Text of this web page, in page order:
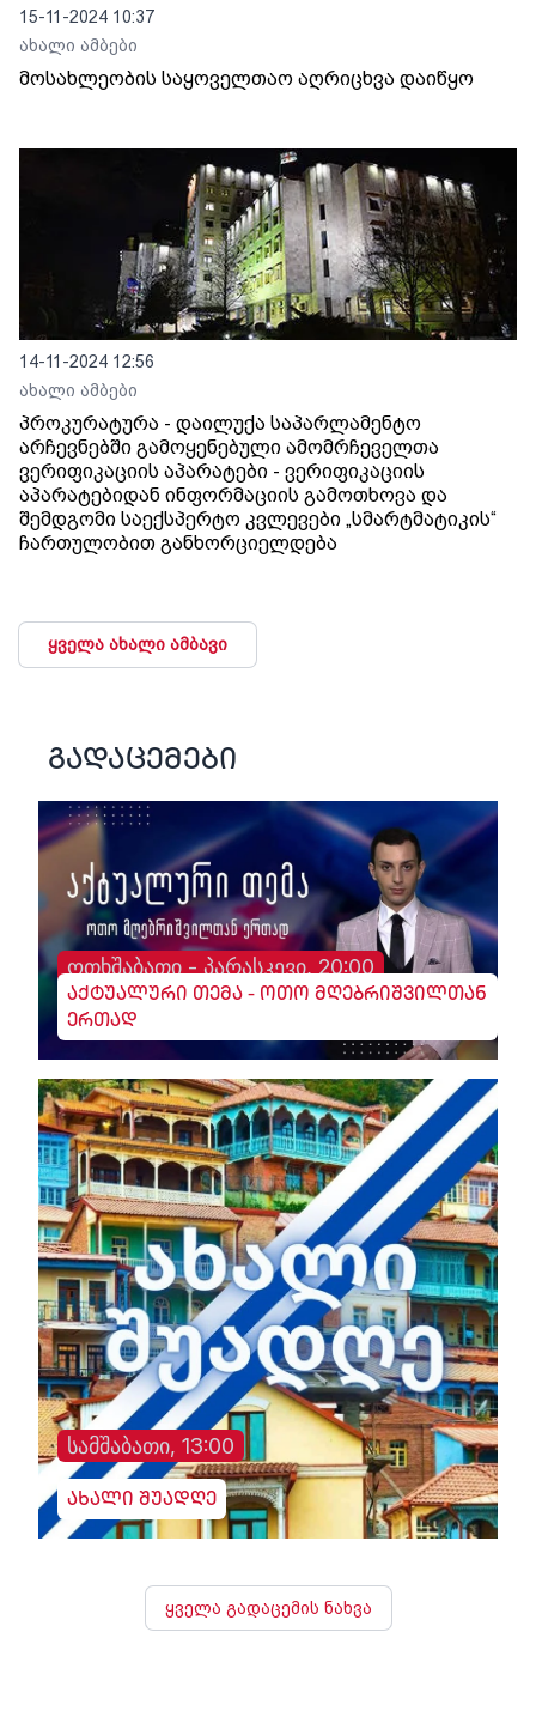
15-11-2024 10:37
ახალი ამბები
მოსახლეობის საყოველთაო აღრიცხვა დაიწყო
14-11-2024 12:56
ახალი ამბები
პროკურატურა - დაილუქა საპარლამენტო
არჩევნებში გამოყენებული ამომრჩეველთა
ვერიფიკაციის აპარატები - ვერიფიკაციის
აპარატებიდან ინფორმაციის გამოთხოვა და
შემდგომი საექსპერტო კვლევები „სმარტმატიკის“
ჩართულობით განხორციელდება
ყველა ახალი ამბავი
გადაცემები
ოთხშაბათი - პარასკევი, 20:00
აქტუალური თემა - ოთო მღებრიშვილთან
ერთად
სამშაბათი, 13:00
ახალი შუადღე
ყველა გადაცემის ნახვა